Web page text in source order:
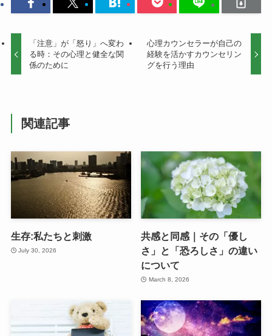
「注意」が「怒り」へ変わ
る時：その心理と健全な関
係のために
心理カウンセラーが自己の
経験を活かすカウンセリン
グを行う理由
関連記事
生存:私たちと刺激
July 30, 2026
共感と同感｜その「優し
さ」と「恐ろしさ」の違い
について
March 8, 2026